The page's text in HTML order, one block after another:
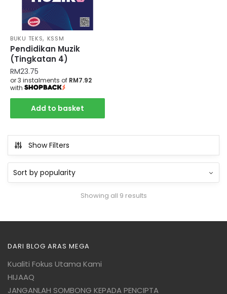
BUKU TEKS, KSSM
Pendidikan Muzik
(Tingkatan 4)
RM23.75
or 3 instalments of RM7.92
with
Add to basket
Show Filters
Showing all 9 results
DARI BLOG ARAS MEGA
Kualiti Fokus Utama Kami
HIJAAQ
JANGANLAH SOMBONG KEPADA PENCIPTA